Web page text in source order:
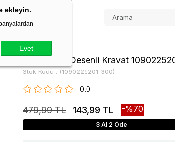
ekleyin.
Evet
Koyu Mavi Desenli Kravat
Stok Kodu (1090225201_300)
0.0
479,99 TL 143,99 TL 70
3 Al 2 Öde